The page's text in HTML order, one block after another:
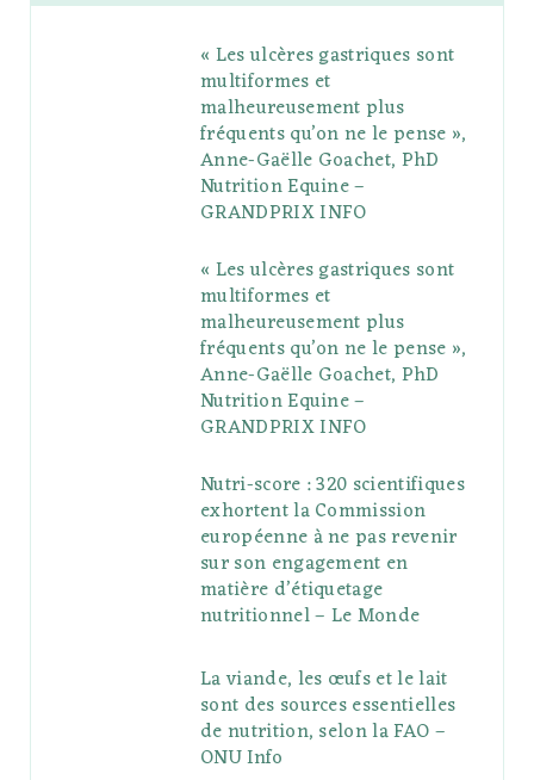
b
t
l
e
P
l
s
a
g
r
a
m
e
r
e
s
o
l
r
« Les ulcères gastriques sont
multiformes et
malheureusement plus
fréquents qu’on ne le pense »,
Anne-Gaëlle Goachet, PhD
Nutrition Equine –
GRANDPRIX INFO
« Les ulcères gastriques sont
multiformes et
malheureusement plus
fréquents qu’on ne le pense »,
Anne-Gaëlle Goachet, PhD
Nutrition Equine –
GRANDPRIX INFO
Nutri-score : 320 scientifiques
exhortent la Commission
européenne à ne pas revenir
sur son engagement en
matière d’étiquetage
nutritionnel – Le Monde
La viande, les œufs et le lait
sont des sources essentielles
de nutrition, selon la FAO –
ONU Info